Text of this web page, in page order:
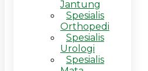
Jantung
Spesialis
Orthopedi
Spesialis
Urologi
Spesialis